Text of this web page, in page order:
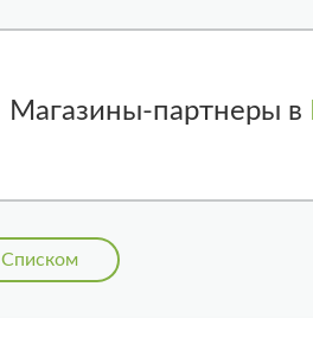
Магазины-партнеры в
Списком